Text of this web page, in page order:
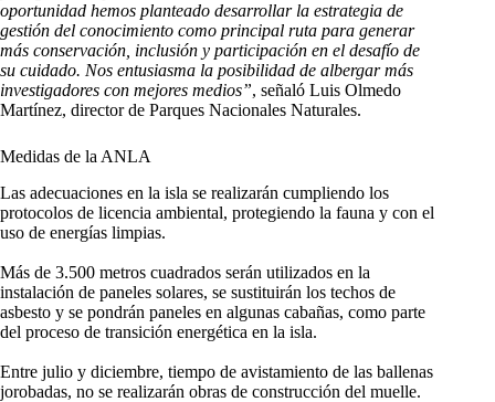
oportunidad hemos planteado desarrollar la estrategia de
gestión del conocimiento como principal ruta para generar
más conservación, inclusión y participación en el desafío de
su cuidado. Nos entusiasma la posibilidad de albergar más
investigadores con mejores medios”, señaló Luis Olmedo
Martínez, director de Parques Nacionales Naturales.
Medidas de la ANLA
Las adecuaciones en la isla se realizarán cumpliendo los
protocolos de licencia ambiental, protegiendo la fauna y con el
uso de energías limpias.
Más de 3.500 metros cuadrados serán utilizados en la
instalación de paneles solares, se sustituirán los techos de
asbesto y se pondrán paneles en algunas cabañas, como parte
del proceso de transición energética en la isla.
Entre julio y diciembre, tiempo de avistamiento de las ballenas
jorobadas, no se realizarán obras de construcción del muelle.